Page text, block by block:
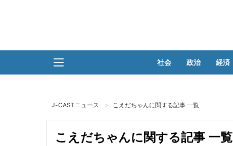
社会 政治 経済
J-CASTニュース こえだちゃんに関する記事 一覧
こえだちゃんに関する記事 一覧